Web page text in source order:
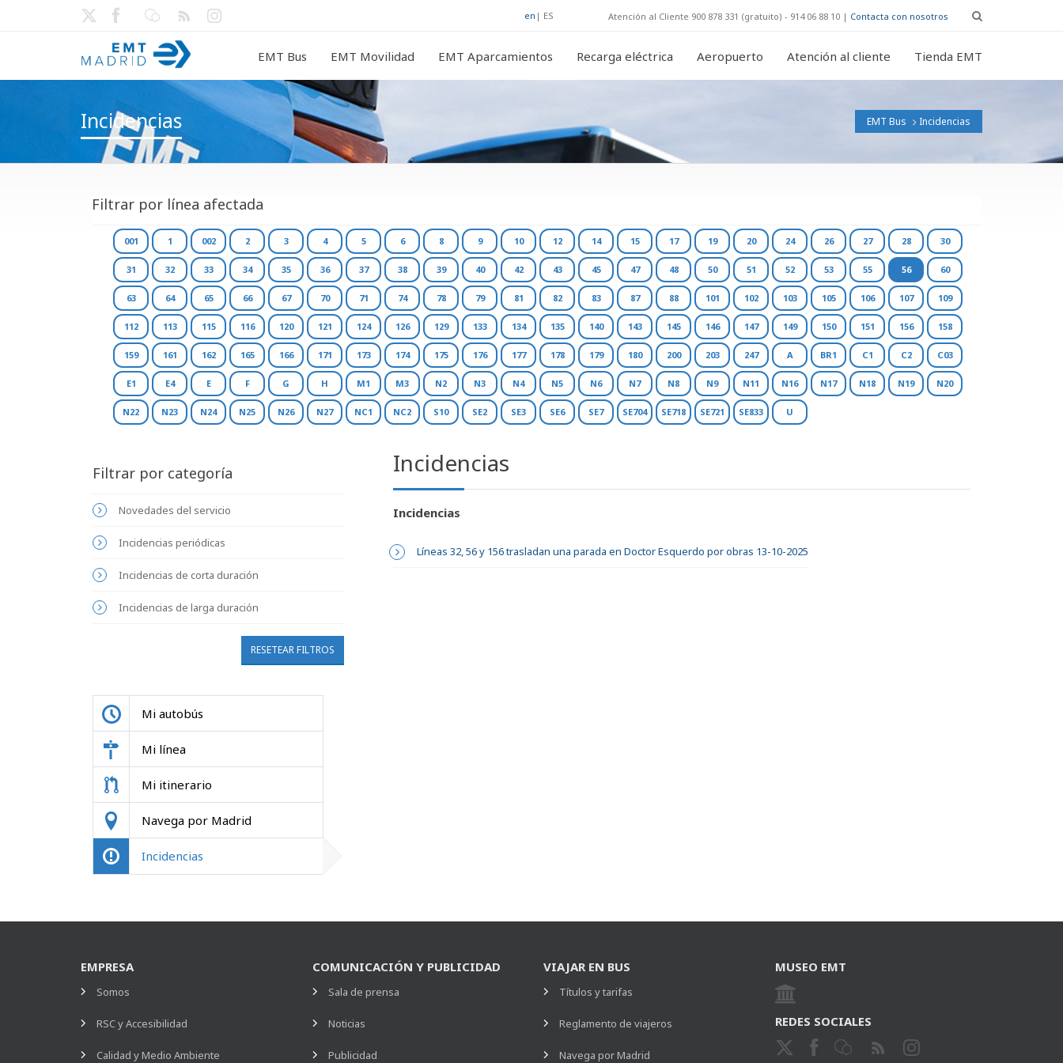
en | ES Atención al Cliente 900 878 331 (gratuito) - 914 06 88 10 | Contacta con nosotros
EMT Bus EMT Movilidad EMT Aparcamientos Recarga eléctrica Aeropuerto Atención al cliente Tienda EMT
Incidencias EMT Bus Incidencias
Filtrar por línea afectada
001 1 002 2 3 4 5 6 8 9 10 12 14 15 17 19 20 24 26 27 28 30
31 32 33 34 35 36 37 38 39 40 42 43 45 47 48 50 51 52 53 55 56 60
63 64 65 66 67 70 71 74 78 79 81 82 83 87 88 101 102 103 105 106 107 109
112 113 115 116 120 121 124 126 129 133 134 135 140 143 145 146 147 149 150 151 156 158
159 161 162 165 166 171 173 174 175 176 177 178 179 180 200 203 247 A BR1 C1 C2 C03
E1 E4 E F G H M1 M3 N2 N3 N4 N5 N6 N7 N8 N9 N11 N16 N17 N18 N19 N20
N22 N23 N24 N25 N26 N27 NC1 NC2 S10 SE2 SE3 SE6 SE7 SE704 SE718 SE721 SE833 U
Filtrar por categoría
Novedades del servicio
Incidencias periódicas
Incidencias de corta duración
Incidencias de larga duración
RESETEAR FILTROS
Mi autobús
Mi línea
Mi itinerario
Navega por Madrid
Incidencias
Incidencias
Incidencias
Líneas 32, 56 y 156 trasladan una parada en Doctor Esquerdo por obras 13-10-2025
EMPRESA
Somos
RSC y Accesibilidad
Calidad y Medio Ambiente
COMUNICACIÓN Y PUBLICIDAD
Sala de prensa
Noticias
Publicidad
VIAJAR EN BUS
Títulos y tarifas
Reglamento de viajeros
Navega por Madrid
MUSEO EMT
REDES SOCIALES